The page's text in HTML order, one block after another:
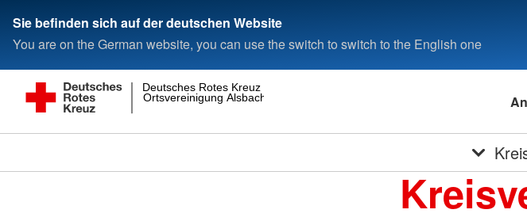
Sie befinden sich auf der deutschen Website
You are on the German website, you can use the switch to switch to the English one
Ortsvereinigung Alsbach
Deutsches Rotes Kreuz